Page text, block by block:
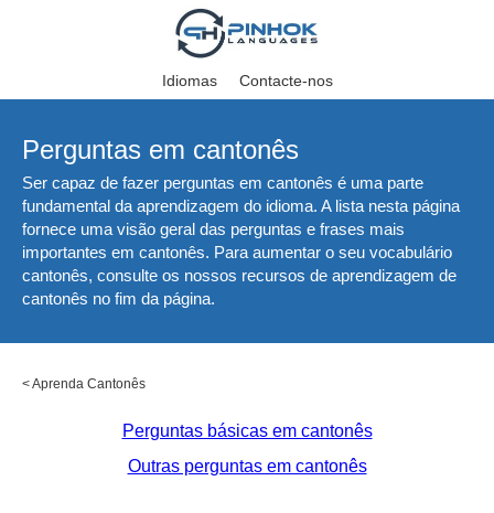
Idiomas Contacte-nos
Perguntas em cantonês
Ser capaz de fazer perguntas em cantonês é uma parte
fundamental da aprendizagem do idioma. A lista nesta página
fornece uma visão geral das perguntas e frases mais
importantes em cantonês. Para aumentar o seu vocabulário
cantonês, consulte os nossos recursos de aprendizagem de
cantonês no fim da página.
<Aprenda Cantonês
Perguntas básicas em cantonês
Outras perguntas em cantonês